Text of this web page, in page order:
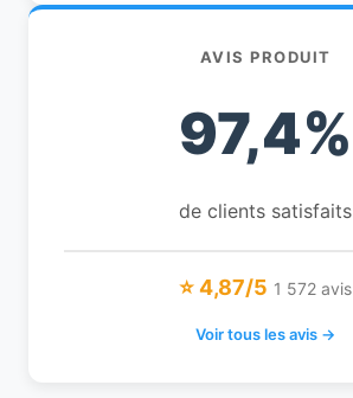
AVIS PRODUIT
97,4%
de clients satisfaits
⭐ 4,87/5 1 572 avis
Voir tous les avis →